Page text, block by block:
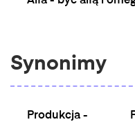
Synonimy
Produkcja -